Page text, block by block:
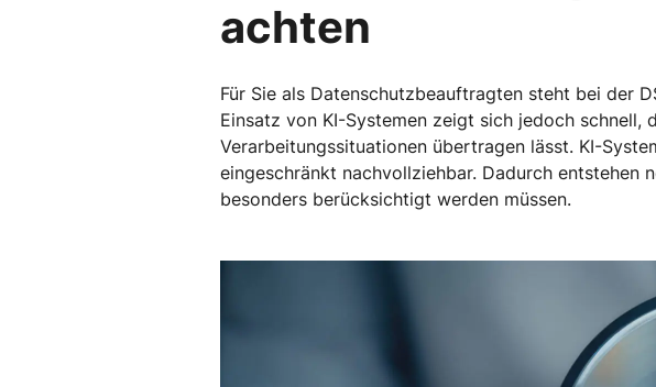
achten
Für Sie als Datenschutzbeauftragten steht bei der
Einsatz von KI-Systemen zeigt sich jedoch schnell,
Verarbeitungssituationen übertragen lässt. KI-
eingeschränkt nachvollziehbar. Dadurch entstehen
besonders berücksichtigt werden müssen.